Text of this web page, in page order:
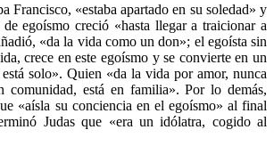
Francisco, «estaba apartado en su soledad» y
de egoísmo creció «hasta llegar a traicionar a
«da la vida como un don»; el egoísta sin
crece en este egoísmo y se convierte en un
solo». Quien «da la vida por amor, nunca
comunidad, está en familia». Por lo demás,
«aísla su conciencia en el egoísmo» al final
Judas que «era un idólatra, cogido al